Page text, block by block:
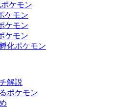
ケモン
ケモン
ケモン
ケモン
化ポケモン
解説
ポケモン